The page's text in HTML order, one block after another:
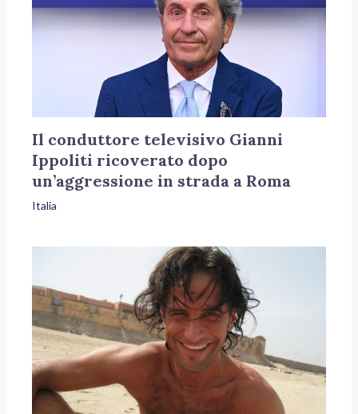
Il conduttore televisivo Gianni
Ippoliti ricoverato dopo
un’aggressione in strada a Roma
Italia